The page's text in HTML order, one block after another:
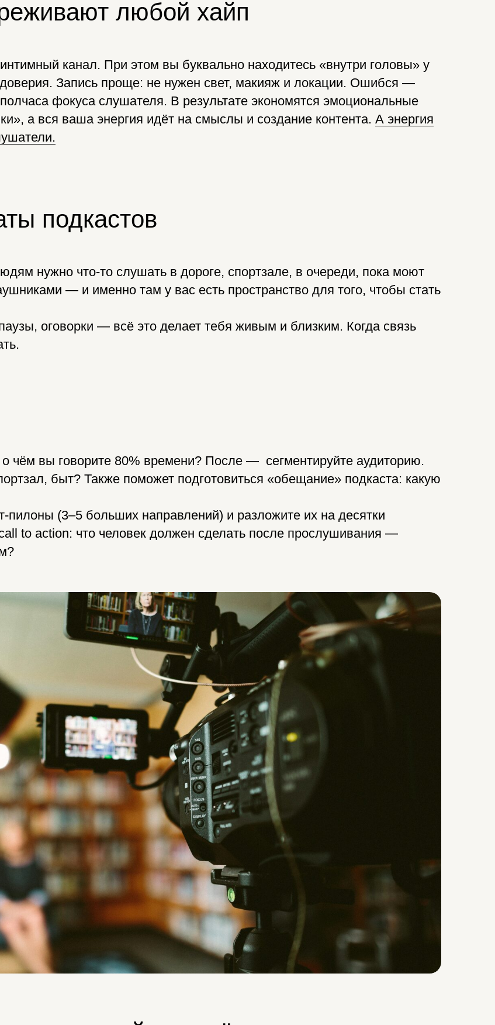
любой хайп
канал. При этом вы буквально находитесь «внутри головы» у
Запись проще: не нужен свет, макияж и локации. Ошибся —
фокуса слушателя. В результате экономятся эмоциональные
а вся ваша энергия идёт на смыслы и создание контента. А энергия
подкастов
нужно что-то слушать в дороге, спортзале, в очереди, пока моют
— и именно там у вас есть пространство для того, чтобы стать
оговорки — всё это делает тебя живым и близким. Когда связь
чём вы говорите 80% времени? После — сегментируйте аудиторию.
быт? Также поможет подготовиться «обещание» подкаста: какую
пилоны (3–5 больших направлений) и разложите их на десятки
to action: что человек должен сделать после прослушивания —